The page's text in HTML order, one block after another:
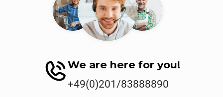
We are here for you!
+49(0)201/83888890